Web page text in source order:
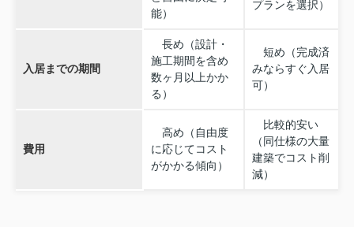
能）
プランを選択）
入居までの期間
長め（設計・
施工期間を含め
数ヶ月以上かか
る）
短め（完成済
みならすぐ入居
可）
費用
高め（自由度
に応じてコスト
がかかる傾向）
比較的安い
（同仕様の大量
建築でコスト削
減）